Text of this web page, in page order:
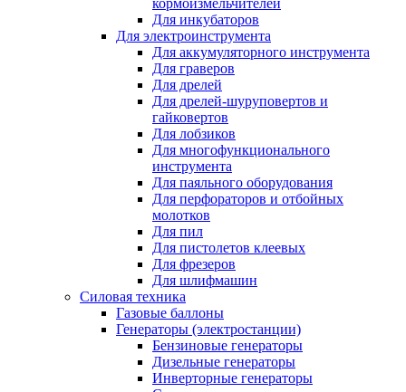
кормоизмельчителей
Для инкубаторов
Для электроинструмента
Для аккумуляторного инструмента
Для граверов
Для дрелей
Для дрелей-шуруповертов и
гайковертов
Для лобзиков
Для многофункционального
инструмента
Для паяльного оборудования
Для перфораторов и отбойных
молотков
Для пил
Для пистолетов клеевых
Для фрезеров
Для шлифмашин
Силовая техника
Газовые баллоны
Генераторы (электростанции)
Бензиновые генераторы
Дизельные генераторы
Инверторные генераторы